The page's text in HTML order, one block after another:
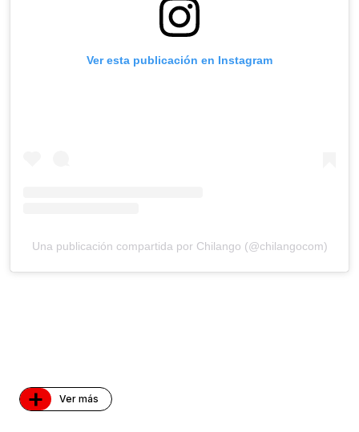
Ver esta publicación en Instagram
Una publicación compartida por Chilango (@chilangocom)
+ Ver más